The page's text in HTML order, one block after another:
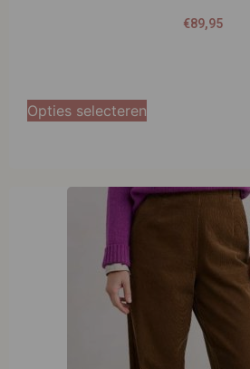
€89,95
Opties selecteren